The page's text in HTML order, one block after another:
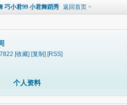
巧小君99 小君舞蹈秀 返回首页
[收藏] [复制] [RSS]
个人资料